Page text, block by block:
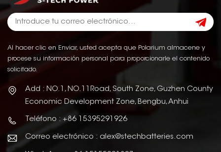
Al hacer clic en Enviar, usted acepta que Polarium almacene y
procese su información personal para proporcionarle el contenido
solicitado.
Add : NO.1, NO.11Road, South Zone, Guzhen County
Economic Development Zone, Bengbu, Anhui
Teléfono : +86 15395291926
Correo electrónico : alex@stechbatteries.com